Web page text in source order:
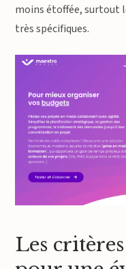
moins étoffée, surtout
très spécifiques.
Les